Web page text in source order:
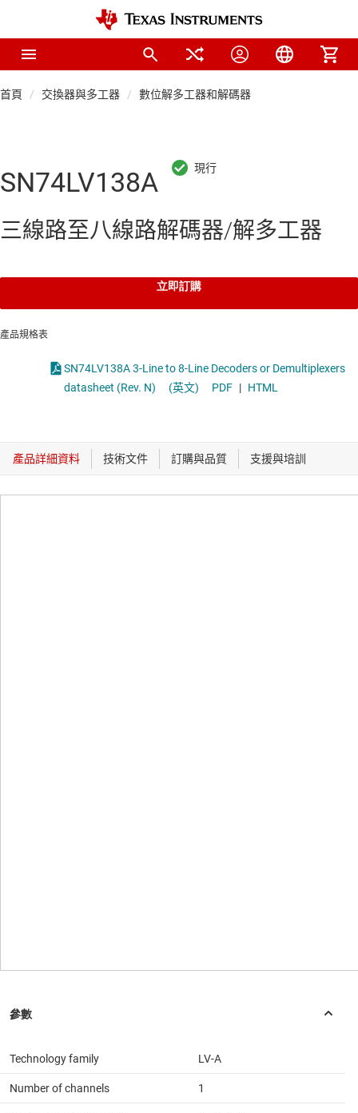
首頁 交換器與多工器 數位解多工器和解碼器
SN74LV138A
三線路至八線路解碼器/解多工器
立即訂購
產品規格表
SN74LV138A 3-Line to 8-Line Decoders or Demultiplexers
datasheet (Rev. N)
(英文) PDF | HTML
Technology family LV-A
Number of channels 1